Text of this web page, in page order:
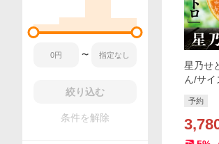
星乃せ
ん/サ
予約
〜
絞り込む
条件を解除